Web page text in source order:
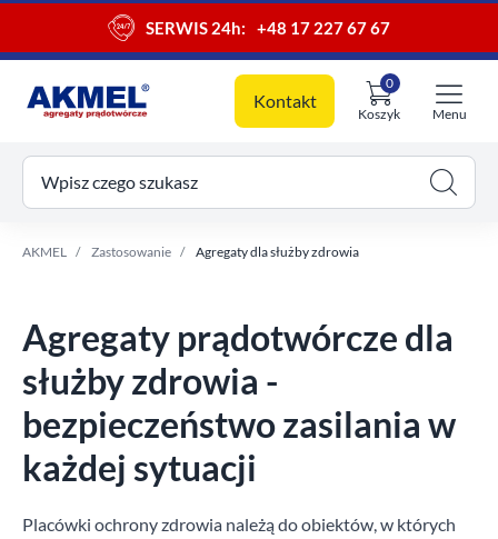
SERWIS 24h: +48 17 227 67 67
Kontakt
Koszyk
0
koszyk
Menu
Wpisz czego szukasz
AKMEL Zastosowanie Agregaty dla służby zdrowia
Agregaty prądotwórcze dla
służby zdrowia -
bezpieczeństwo zasilania w
każdej sytuacji
Placówki ochrony zdrowia należą do obiektów, w których